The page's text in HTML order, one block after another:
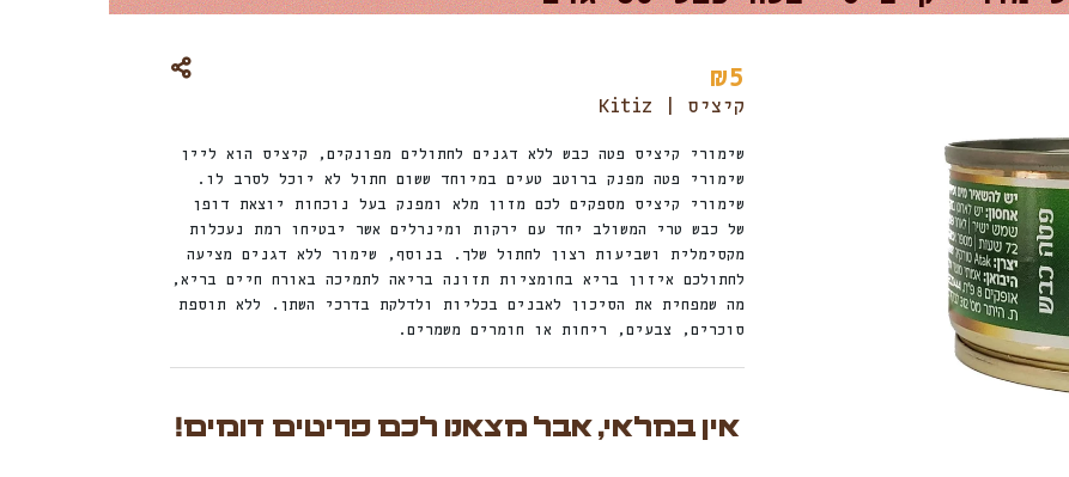
₪5
קיציס | Kitiz
שימורי קיציס פטה כבש ללא דגנים לחתולים מפונקים, קיציס הוא ליין
שימורי פטה מפנק ברוטב טעים במיוחד ששום חתול לא יוכל לסרב לו.
שימורי קיציס מספקים לכם מזון מלא ומפנק בעל נוכחות יוצאת דופן
של כבש טרי המשולב יחד עם ירקות ומינרלים אשר יבטיחו רמת נעכלות
מקסימלית ושביעות רצון לחתול שלך. בנוסף, שימור ללא דגנים מציעה
לחתולכם איזון בריא בחומציות תזונה בריאה לתמיכה באורח חיים בריא,
מה שמפחית את הסיכון לאבנים בכליות ולדלקת בדרכי השתן. ללא תוספת
סוכרים, צבעים, ריחות או חומרים משמרים.
אין במלאי, אבל מצאנו לכם פריטים דומים!